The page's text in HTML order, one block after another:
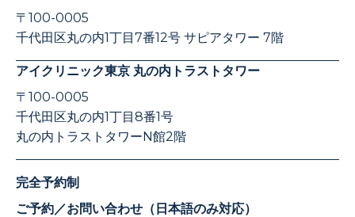
〒100-0005
千代田区丸の内1丁目7番12号 サピアタワー 7階
アイクリニック東京 丸の内トラストタワー
〒100-0005
千代田区丸の内1丁目8番1号
丸の内トラストタワーN館2階
完全予約制
ご予約／お問い合わせ（日本語のみ対応）